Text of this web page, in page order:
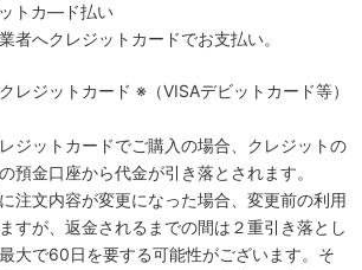
トカ―ド払い
者へクレジットカードでお支払い。
レジットカード ※（VISAデビットカード等）
ジットカードでご購入の場合、クレジットの
預金口座から代金が引き落とされます。
注文内容が変更になった場合、変更前の利用
すが、返金されるまでの間は２重引き落とし
大で60日を要する可能性がございます。そ